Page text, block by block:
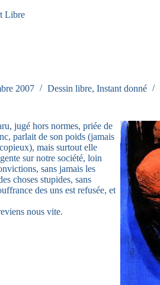
Libre
2007 Dessin libre, Instant donné
jugé hors normes, priée de
parlait de son poids (jamais
mais surtout elle
sur notre société, loin
sans jamais les
choses stupides, sans
des uns est refusée, et
nous vite.